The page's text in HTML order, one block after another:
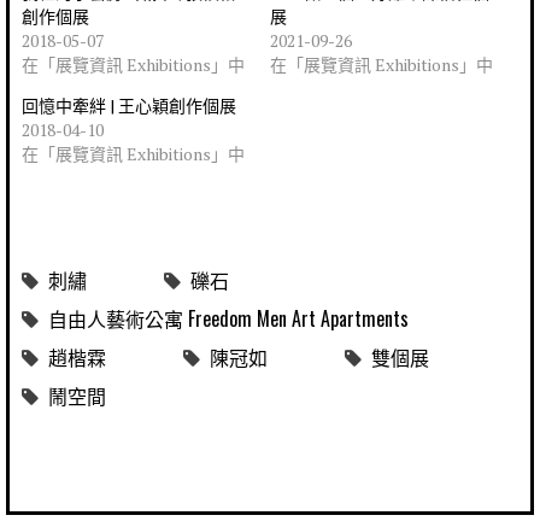
創作個展
2018-05-07
在「展覽資訊 Exhibitions」中
展
2021-09-26
在「展覽資訊 Exhibitions」中
回憶中牽絆 | 王心穎創作個展
2018-04-10
在「展覽資訊 Exhibitions」中
刺繡
礫石
自由人藝術公寓 Freedom Men Art Apartments
趙楷霖
陳冠如
雙個展
鬧空間